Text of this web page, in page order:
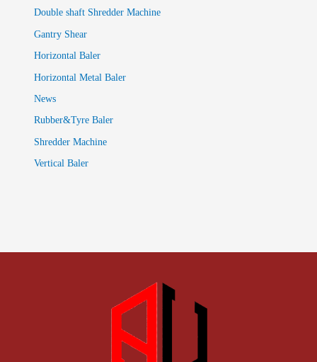
Double shaft Shredder Machine
Gantry Shear
Horizontal Baler
Horizontal Metal Baler
News
Rubber&Tyre Baler
Shredder Machine
Vertical Baler